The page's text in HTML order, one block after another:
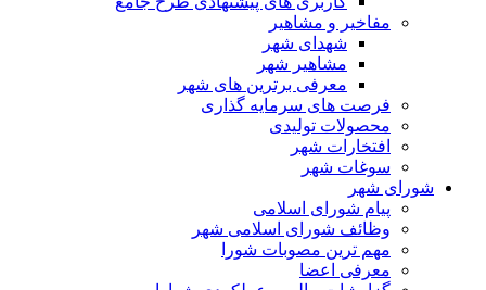
مفاخیر و مشاهیر
شهدای شهر
مشاهیر شهر
معرفی برترین های شهر
فرصت های سرمایه گذاری
محصولات تولیدی
افتخارات شهر
سوغات شهر
شورای شهر
پیام شورای اسلامی
وظائف شورای اسلامی شهر
مهم ترین مصوبات شورا
معرفی اعضا